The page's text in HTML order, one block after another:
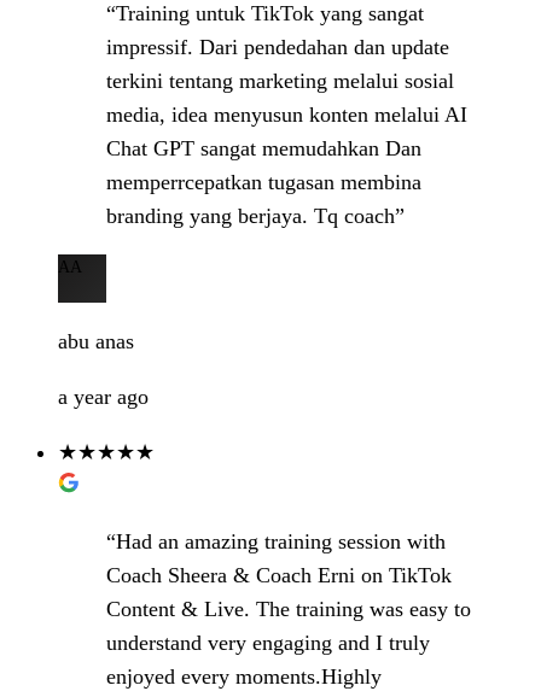
“Training untuk TikTok yang sangat
impressif. Dari pendedahan dan update
terkini tentang marketing melalui sosial
media, idea menyusun konten melalui AI
Chat GPT sangat memudahkan Dan
memperrcepatkan tugasan membina
branding yang berjaya. Tq coach”
AA
abu anas
a year ago
★★★★★
“Had an amazing training session with
Coach Sheera & Coach Erni on TikTok
Content & Live. The training was easy to
understand very engaging and I truly
enjoyed every moments.Highly